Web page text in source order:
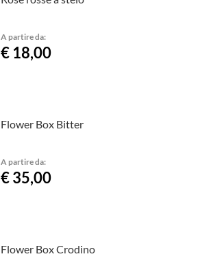
A partire da:
€ 18,00
Flower Box Bitter
A partire da:
€ 35,00
Flower Box Crodino